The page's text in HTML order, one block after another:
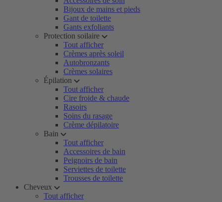
Bijoux de mains et pieds
Gant de toilette
Gants exfoliants
Protection soilaire
Tout afficher
Crèmes après soleil
Autobronzants
Crèmes solaires
Épilation
Tout afficher
Cire froide & chaude
Rasoirs
Soins du rasage
Crème dépilatoire
Bain
Tout afficher
Accessoires de bain
Peignoirs de bain
Serviettes de toilette
Trousses de toilette
Cheveux
Tout afficher